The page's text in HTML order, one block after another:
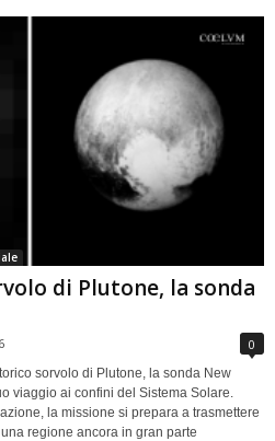
di Plutone, la sonda
0
sorvolo di Plutone, la sonda New
viaggio ai confini del Sistema Solare.
la missione si prepara a trasmettere
regione ancora in gran parte